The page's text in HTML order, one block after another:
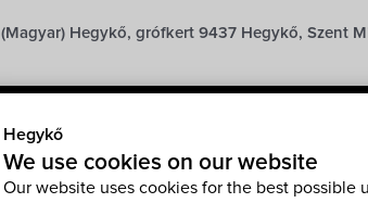
Hegykő
We use cookies on our website
Our website uses cookies for the best possible
(Magyar) Hegykő, grófkert 9437 Hegykő, Szent